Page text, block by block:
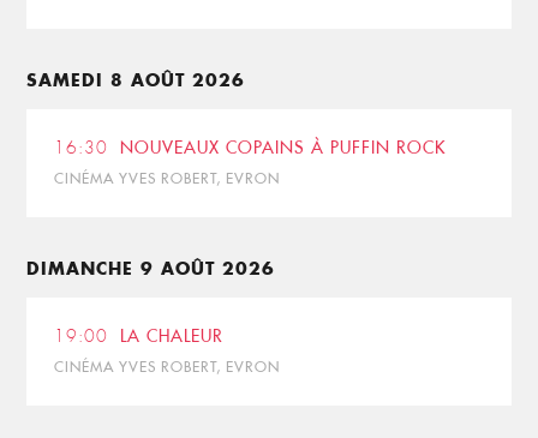
SAMEDI 8 AOÛT 2026
16:30 NOUVEAUX COPAINS À PUFFIN ROCK
CINÉMA YVES ROBERT, EVRON
DIMANCHE 9 AOÛT 2026
19:00 LA CHALEUR
CINÉMA YVES ROBERT, EVRON